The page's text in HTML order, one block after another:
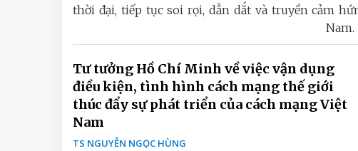
thời đại, tiếp tục soi rọi, dẫn dắt và truyền cảm
Nam.
Tư tưởng Hồ Chí Minh về việc vận dụng
điều kiện, tình hình cách mạng thế giới
thúc đẩy sự phát triển của cách mạng Việt
Nam
TS NGUYỄN NGỌC HÙNG